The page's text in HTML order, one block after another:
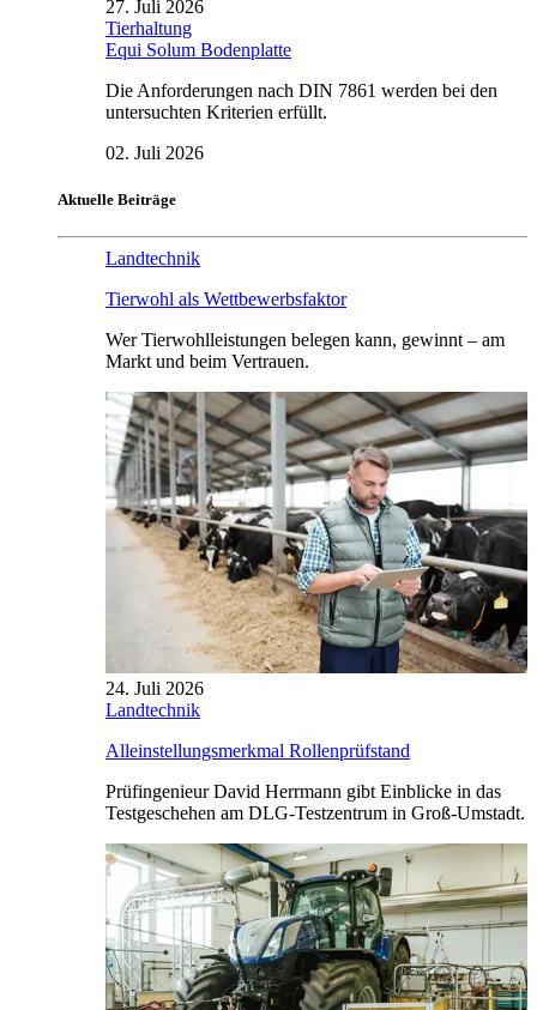
27. Juli 2026
Tierhaltung
Equi Solum Bodenplatte
Die Anforderungen nach DIN 7861 werden bei den
untersuchten Kriterien erfüllt.
02. Juli 2026
Aktuelle Beiträge
Landtechnik
Tierwohl als Wettbewerbsfaktor
Wer Tierwohlleistungen belegen kann, gewinnt – am
Markt und beim Vertrauen.
24. Juli 2026
Landtechnik
Alleinstellungsmerkmal Rollenprüfstand
Prüfingenieur David Herrmann gibt Einblicke in das
Testgeschehen am DLG-Testzentrum in Groß-Umstadt.